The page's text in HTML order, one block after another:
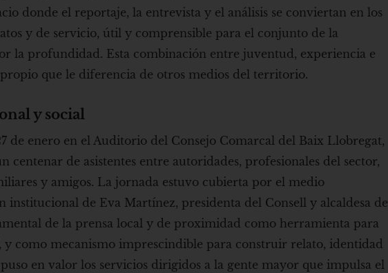
donde el reportaje, la entrevista y el análisis se conviertan en los
y de servicio, útil y comprensible para el conjunto de la
la profundidad. Esta combinación entre juventud, experiencia e
que le diferencia de otros medios del territorio.
y social
de enero en el Auditorio del Consejo Comarcal del Baix Llobregat,
centenar de asistentes entre autoridades, profesionales del sector,
y amigos. La jornada estuvo cubierta por el medio
de Eva Martínez, presidenta del Consell y alcaldesa de
de la prensa local y de proximidad como herramienta para
y como mecanismo imprescindible para construir relato, identidad
en valor los servicios dirigidos a la gente mayor que impulsa el